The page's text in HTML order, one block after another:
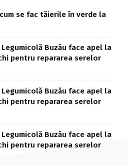
se fac tăierile în verde la
Buzău face apel la
pentru repararea serelor
Buzău face apel la
pentru repararea serelor
Buzău face apel la
pentru repararea serelor